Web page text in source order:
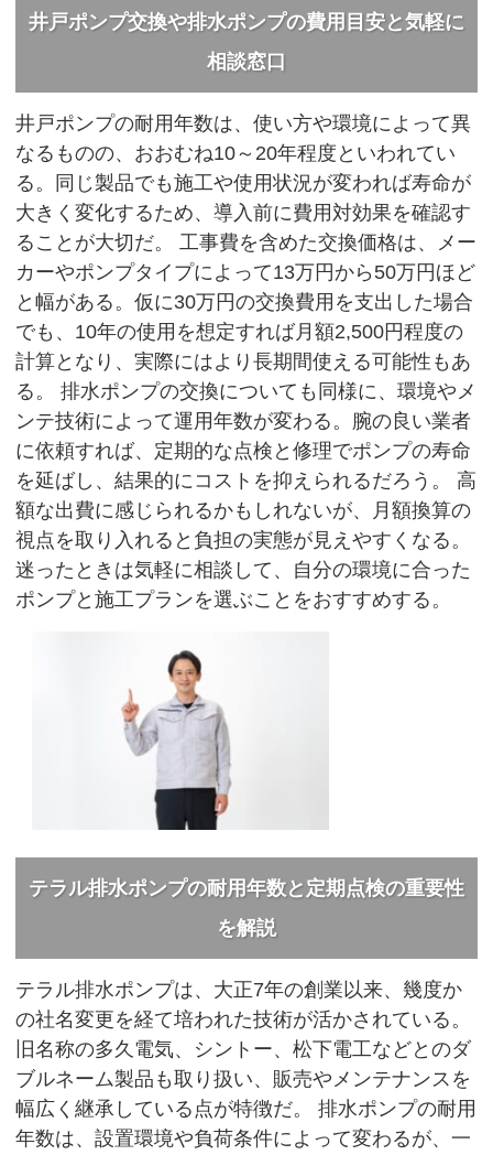
井戸ポンプ交換や排水ポンプの費用目安と気軽に
相談窓口
井戸ポンプの耐用年数は、使い方や環境によって異
なるものの、おおむね10～20年程度といわれてい
る。同じ製品でも施工や使用状況が変われば寿命が
大きく変化するため、導入前に費用対効果を確認す
ることが大切だ。 工事費を含めた交換価格は、メー
カーやポンプタイプによって13万円から50万円ほど
と幅がある。仮に30万円の交換費用を支出した場合
でも、10年の使用を想定すれば月額2,500円程度の
計算となり、実際にはより長期間使える可能性もあ
る。 排水ポンプの交換についても同様に、環境やメ
ンテ技術によって運用年数が変わる。腕の良い業者
に依頼すれば、定期的な点検と修理でポンプの寿命
を延ばし、結果的にコストを抑えられるだろう。 高
額な出費に感じられるかもしれないが、月額換算の
視点を取り入れると負担の実態が見えやすくなる。
迷ったときは気軽に相談して、自分の環境に合った
ポンプと施工プランを選ぶことをおすすめする。
テラル排水ポンプの耐用年数と定期点検の重要性
を解説
テラル排水ポンプは、大正7年の創業以来、幾度か
の社名変更を経て培われた技術が活かされている。
旧名称の多久電気、シントー、松下電工などとのダ
ブルネーム製品も取り扱い、販売やメンテナンスを
幅広く継承している点が特徴だ。 排水ポンプの耐用
年数は、設置環境や負荷条件によって変わるが、一